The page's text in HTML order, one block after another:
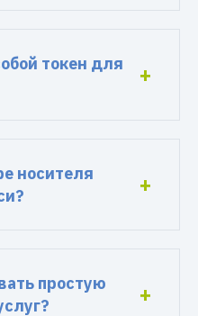
токен для
носителя
простую